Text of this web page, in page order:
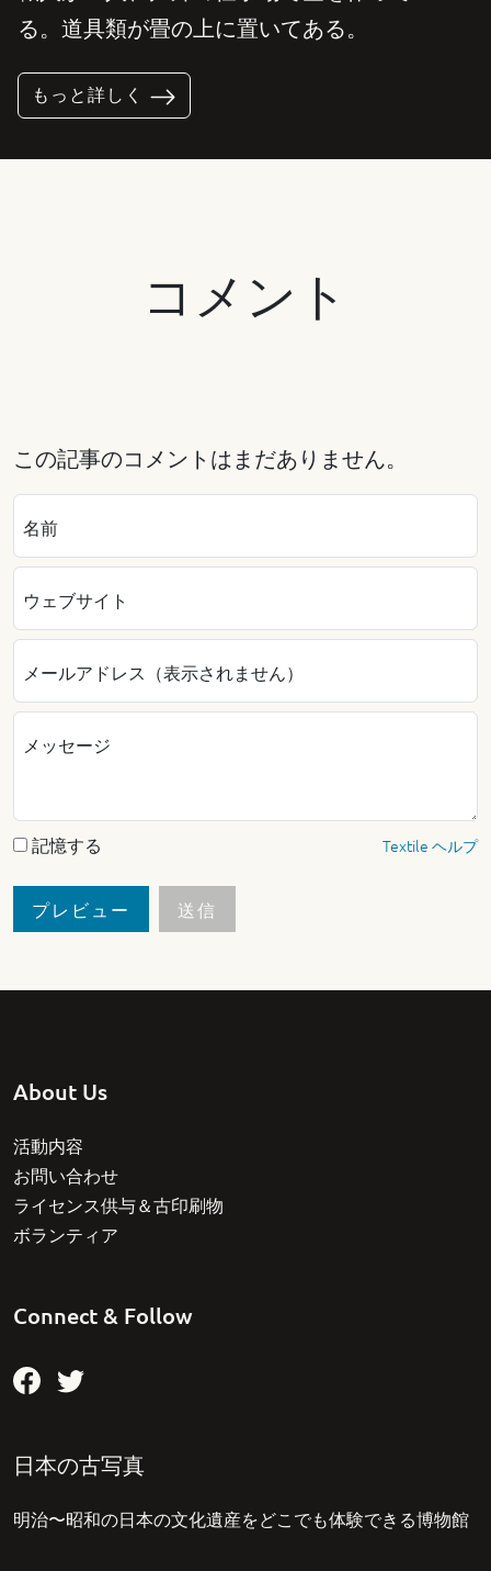
る。道具類が畳の上に置いてある。
もっと詳しく
コメント
この記事のコメントはまだありません。
名前
ウェブサイト
メールアドレス（表示されません）
メッセージ
記憶する Textile ヘルプ
About Us
活動内容
お問い合わせ
ライセンス供与＆古印刷物
ボランティア
Connect & Follow
日本の古写真
明治〜昭和の日本の文化遺産をどこでも体験できる博物館